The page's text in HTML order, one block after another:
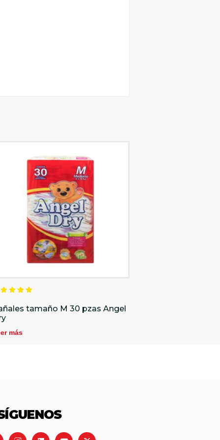
5
tamaño M 30 pzas Angel
más